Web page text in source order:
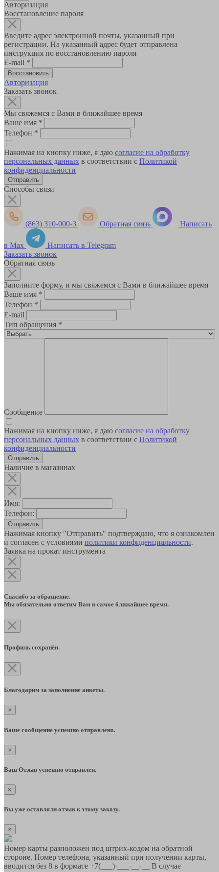
Авторизация
Восстановление пароля
Введите адрес электронной почты, указанный при
регистрации. На указанный адрес будет отправлена
инструкция по восстановлению пароля
E-mail *
Авторизация
Заказать звонок
Мы свяжемся с Вами в ближайшее время
Ваше имя *
Телефон *
Нажимая на кнопку ниже, я даю согласие на обработку
персональных данных в соответствии с Политикой
конфиденциальности
Способы связи
(863) 310-000-3 Обратная связь Написать
в Max
Написать в Telegram
Заказать звонок
Обратная связь
Заполните форму, и мы свяжемся с Вами в ближайшее время
Ваше имя *
Телефон *
E-mail
Тип обращения *
Сообщение
Нажимая на кнопку ниже, я даю согласие на обработку
персональных данных в соответствии с Политикой
конфиденциальности
Наличие в магазинах
Имя:
Телефон:
Отправить
Нажимая кнопку "Отправить" подтверждаю, что я ознакомлен
и согласен с условиями политики конфиденциальности.
Заявка на прокат инструмента
Спасибо за обращение.
Мы обязательно ответим Вам в самое ближайшее время.
Профиль сохранён.
Благодарим за заполнение анкеты.
×
Ваше сообщение успешно отправлено.
×
Ваш Отзыв успешно отправлен.
×
Вы уже оставляли отзыв к этому заказу.
×
Номер карты разположен под штрих-кодом на обратной
стороне. Номер телефона, указанный при получении карты,
вводится без 8 в формате +7(___)-___-__-__ В случае